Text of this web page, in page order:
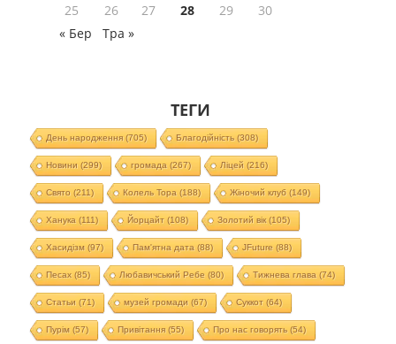
25
26 27 28 29
30
« Бер
Тра »
ТЕГИ
День народження(705) Благодійність (308)
Новини (299) громада (267) Ліцей (216)
Свято (211) Колель Тора (188) Жіночий клуб (149)
Ханука (111) Йорцайт (108) Золотий вік(105)
Хасидізм (97) Пам'ятна дата (88) JFuture (88)
Песах(85) Любавичський Ребе (80) Тижнева глава (74)
Статьи (71) музей громади (67) Суккот (64)
Пурім (57) Привітання(55) Про нас говорять (54)